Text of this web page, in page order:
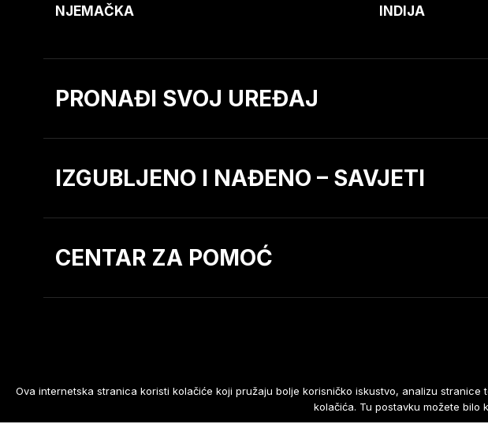
NJEMAČKA INDIJA
PRONAĐI SVOJ UREĐAJ
IZGUBLJENO I NAĐENO – SAVJETI
CENTAR ZA POMOĆ
Razvoj web stranice:NGN.SI
Ova internetska stranica koristi kolačiće koji pružaju bolje korisničko iskustvo, analizu
kolačića. Tu postavku možete bilo